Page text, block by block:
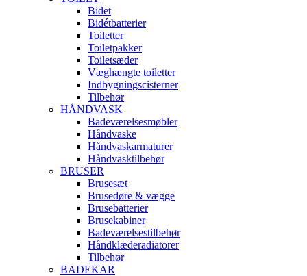
Bidet
Bidétbatterier
Toiletter
Toiletpakker
Toiletsæder
Væghængte toiletter
Indbygningscisterner
Tilbehør
HÅNDVASK
Badeværelsesmøbler
Håndvaske
Håndvaskarmaturer
Håndvasktilbehør
BRUSER
Brusesæt
Brusedøre & vægge
Brusebatterier
Brusekabiner
Badeværelsestilbehør
Håndklæderadiatorer
Tilbehør
BADEKAR